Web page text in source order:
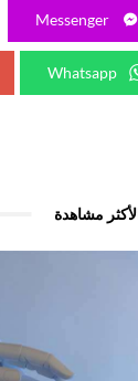
الأكثر مشاهدة